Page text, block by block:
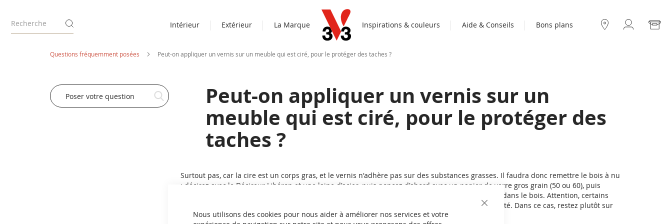
CLOSE
Nous utilisons des cookies pour nous aider à améliorer nos services et votre
Intérieur Extérieur La Marque Inspirations & couleurs Aide & Conseils
Bons plans
Questions fréquemment posées Peut-on appliquer un vernis sur un meuble qui est ciré, pour le protéger des taches ?
Peut-on appliquer un vernis sur un
meuble qui est ciré, pour le protéger des
taches ?
Surtout pas, car la cire est un corps gras, et le vernis n'adhère pas sur des substances grasses. Il faudra donc remettre le bois à nu
: décirez avec le Décireur Libéron et une laine d'acier, puis poncez d'abord avec un papier de verre gros grain (50 ou 60), puis
affinez au grain 120 et terminez au grain 240. Ce ponçage permettra de retirer la cire incrustée dans le bois. Attention, certains
bois anciennement cirés sont très incrustés de cire, vous ne pourrez donc pas la retirer en totalité. Dans ce cas, restez plutôt sur
une finition cirée.
CHERCHER